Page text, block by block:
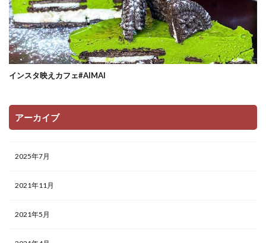
インスタ映えカフェ#AIMAI
アーカイブ
2025年7月
2021年11月
2021年5月